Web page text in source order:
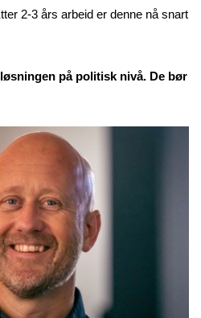
2-3 års arbeid er denne nå snart
på politisk nivå. De bør